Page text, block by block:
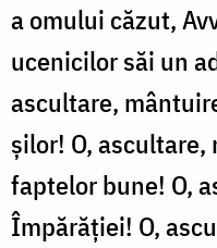
a omului căzut,
ucenicilor săi un
ascultare,
șilor! O,
fap­telor bune! O,
Împărăției! O,